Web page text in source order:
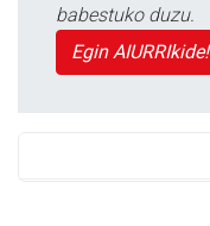
babestuko duzu.
Egin AIURRIkide!